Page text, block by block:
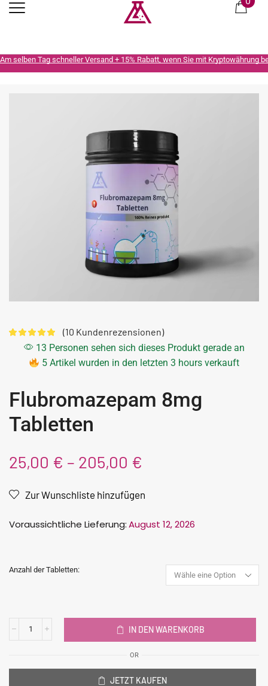
Am selben Tag schneller Versand + 15% Rabatt, wenn Sie mit Kryptowährung
(10 Kundenrezensionen)
13 Personen sehen sich dieses Produkt gerade an
5 Artikel wurden in den letzten 3 hours verkauft
Flubromazepam 8mg
Tabletten
25,00 € – 205,00 €
Zur Wunschliste hinzufügen
Voraussichtliche Lieferung:August 12, 2026
Anzahl der Tabletten:
IN DEN WARENKORB
OR
JETZT KAUFEN